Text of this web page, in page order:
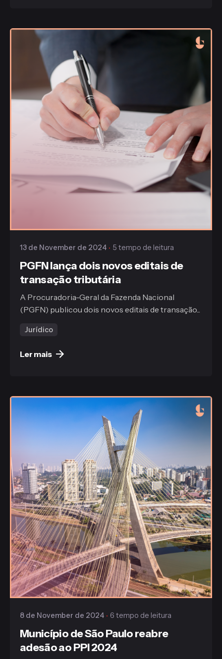
13 de November de 2024 5 tempo de leitura
PGFN lança dois novos editais de
transação tributária
A Procuradoria-Geral da Fazenda Nacional
(PGFN) publicou dois novos editais de transação...
Jurídico
Ler mais
Publicado
Gaiofato & Galvão
8 de November de 2024 6 tempo de leitura
Município de São Paulo reabre
adesão ao PPI 2024